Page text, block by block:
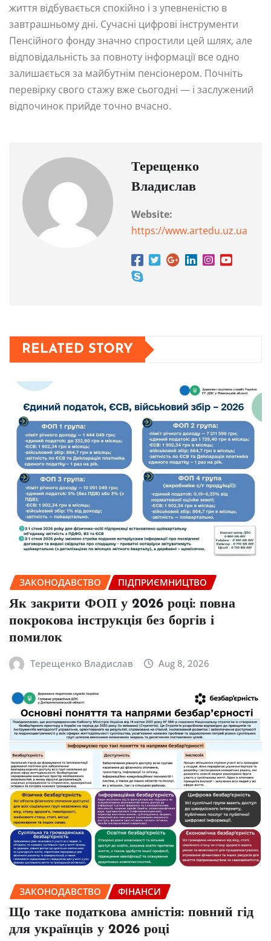
життя відбувається спокійно і з упевненістю в
завтрашньому дні. Сучасні цифрові інструменти
Пенсійного фонду значно спростили цей шлях, але
відповідальність за повноту інформації все одно
залишається за майбутнім пенсіонером. Почніть
перевірку свого стажу вже сьогодні — і заслужений
відпочинок прийде точно вчасно.
Терещенко
Владислав
Website:
https://www.artedu.uz.ua
RELATED STORY
ЗАКОНОДАВСТВО ПІДПРИЄМНИЦТВО
Як закрити ФОП у 2026 році: повна
покрокова інструкція без боргів і
помилок
Терещенко Владислав Aug 8, 2026
ЗАКОНОДАВСТВО ФІНАНСИ
Що таке податкова амністія: повний гід
для українців у 2026 році